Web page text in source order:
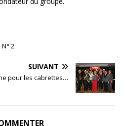
2
SUIVANT
pour les cabrettes…